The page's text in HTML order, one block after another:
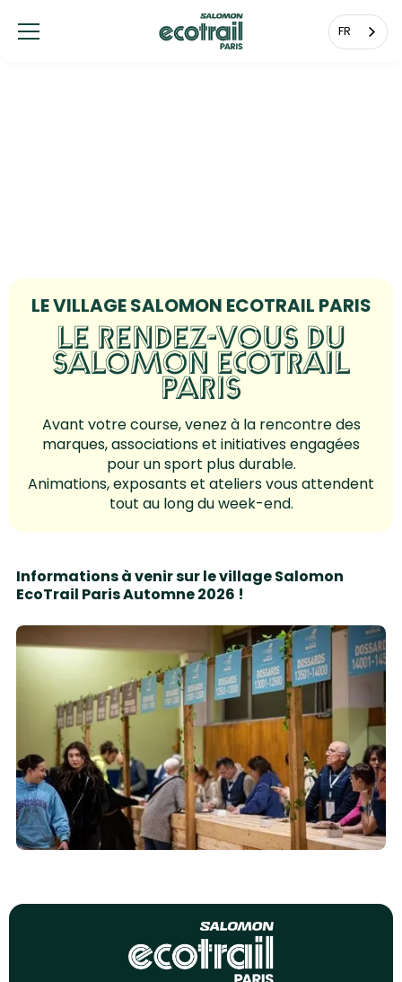
Panneau de gestion des cookies
FR
LE VILLAGE SALOMON ECOTRAIL PARIS
LE RENDEZ-VOUS DU
SALOMON ECOTRAIL
PARIS
Avant votre course, venez à la rencontre des
marques, associations et initiatives engagées
pour un sport plus durable.
Animations, exposants et ateliers vous attendent
tout au long du week-end.
Informations à venir sur le village Salomon
EcoTrail Paris Automne 2026 !